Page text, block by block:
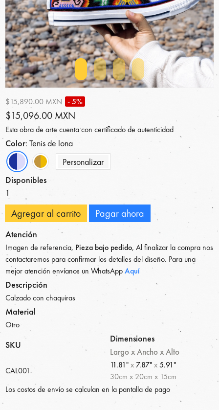
$15,890.00 MXN - 5%
$15,096.00 MXN
Esta obra de arte cuenta con certificado de autenticidad
Color: Tenis de lona
Personalizar
Disponibles
1
Agregar al carrito Pagar ahora
Atención
Imagen de referencia, Pieza bajo pedido, Al finalizar la compra nos
contactaremos para confirmar los detalles del diseño. Para una
mejor atención envíanos un WhatsAppAquí
Descripción
Calzado con chaquiras
Material
Otro
SKU
Dimensiones
Largo x Ancho x Alto
CAL001
11.81"x 7.87"x5.91"
30cm x 20cm x 15cm
Los costos de envío se calculan en la pantalla de pago